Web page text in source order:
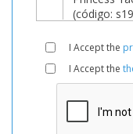
I Accept the
I Accept the